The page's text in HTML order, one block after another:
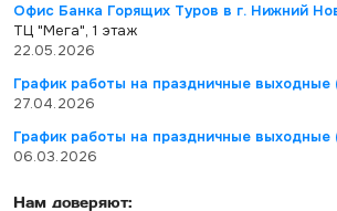
Офис Банка Горящих Туров в г. Нижний
ТЦ "Мега", 1 этаж
22.05.2026
График работы на праздничные выходные
27.04.2026
График работы на праздничные выходные
06.03.2026
Нам доверяют: